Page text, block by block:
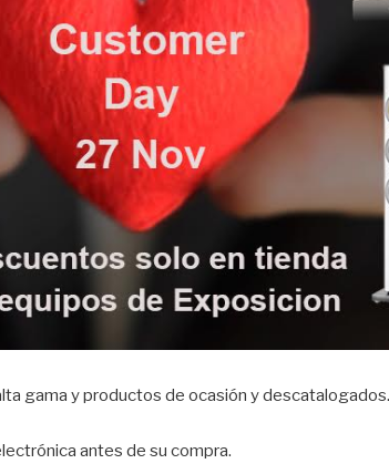
gama y productos de ocasión y
antes de su compra.